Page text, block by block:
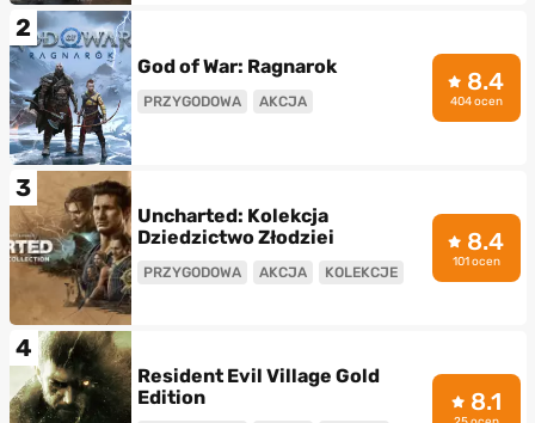
2
God of War: Ragnarok
PRZYGODOWA AKCJA
8.4
404 ocen
3
Uncharted: Kolekcja
Dziedzictwo Złodziei
PRZYGODOWA AKCJA KOLEKCJE
8.4
101 ocen
4
Resident Evil Village Gold
Edition
8.1